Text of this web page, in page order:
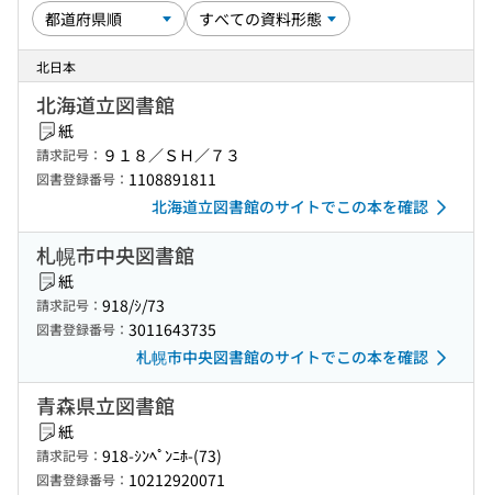
北日本
北海道立図書館
紙
請求記号： ９１８／ＳＨ／７３
図書登録番号： 1108891811
北海道立図書館のサイトでこの本を確認
札幌市中央図書館
紙
請求記号： 918/ｼ/73
図書登録番号： 3011643735
札幌市中央図書館のサイトでこの本を確認
青森県立図書館
紙
請求記号： 918-ｼﾝﾍﾟﾝﾆﾎ-(73)
図書登録番号： 10212920071